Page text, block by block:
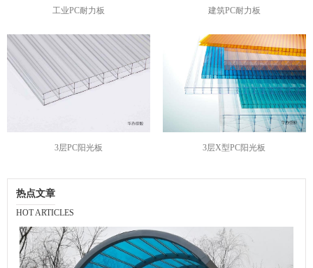
工业PC耐力板 建筑PC耐力板
3层PC阳光板 3层X型PC阳光板
热点文章
HOT ARTICLES